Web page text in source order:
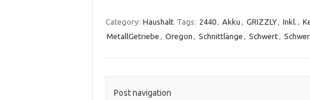
Category: Haushalt Tags: 2440, Akku , GRIZZLY, Inkl. ,
MetallGetriebe , Oregon , Schnittlänge , Schwert,
Post navigation